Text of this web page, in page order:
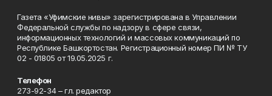
Газета «Уфимские нивы» зарегистрирована в Управлении
Федеральной службы по надзору в сфере связи,
информационных технологий и массовых коммуникаций по
Республике Башкортостан. Регистрационный номер ПИ № ТУ
02 - 01805 от 19.05.2025 г.
Телефон
273-92-34 – гл. редактор